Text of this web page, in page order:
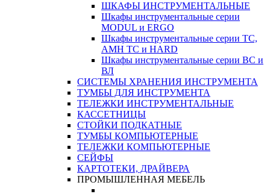
ШКАФЫ ИНСТРУМЕНТАЛЬНЫЕ
Шкафы инструментальные серии
MODUL и ERGO
Шкафы инструментальные серии ТС,
АМН ТС и HARD
Шкафы инструментальные серии ВС и
ВЛ
СИСТЕМЫ ХРАНЕНИЯ ИНСТРУМЕНТА
ТУМБЫ ДЛЯ ИНСТРУМЕНТА
ТЕЛЕЖКИ ИНСТРУМЕНТАЛЬНЫЕ
КАССЕТНИЦЫ
СТОЙКИ ПОДКАТНЫЕ
ТУМБЫ КОМПЬЮТЕРНЫЕ
ТЕЛЕЖКИ КОМПЬЮТЕРНЫЕ
СЕЙФЫ
КАРТОТЕКИ, ДРАЙВЕРА
ПРОМЫШЛЕННАЯ МЕБЕЛЬ